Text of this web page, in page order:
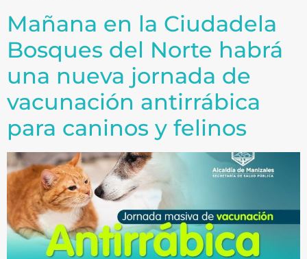
Mañana en la Ciudadela
Bosques del Norte habrá
una nueva jornada de
vacunación antirrábica
para caninos y felinos